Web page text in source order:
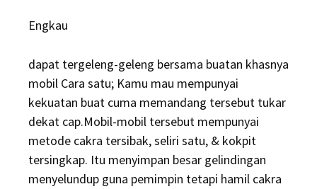
Engkau
dapat tergeleng-geleng bersama buatan khasnya
mobil Cara satu; Kamu mau mempunyai
kekuatan buat cuma memandang tersebut tukar
dekat cap.Mobil-mobil tersebut mempunyai
metode cakra tersibak, seliri satu, & kokpit
tersingkap. Itu menyimpan besar gelindingan
menyelundup guna pemimpin tetapi hamil cakra